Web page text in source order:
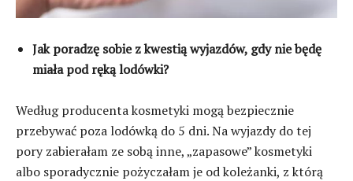
Jak poradzę sobie z kwestią wyjazdów, gdy nie będę
miała pod ręką lodówki?
Według producenta kosmetyki mogą bezpiecznie
przebywać poza lodówką do 5 dni. Na wyjazdy do tej
pory zabierałam ze sobą inne, „zapasowe” kosmetyki
albo sporadycznie pożyczałam je od koleżanki, z którą